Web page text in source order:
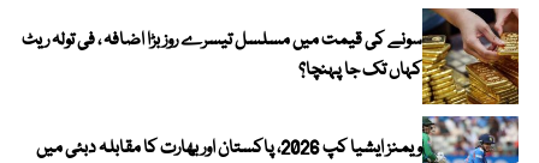
سونے کی قیمت میں مسلسل تیسرے روز بڑا اضافہ ، فی تولہ ریٹ
کہاں تک جا پہنچا؟
ویمنز ایشیا کپ 2026، پاکستان اور بھارت کا مقابلہ دبئی میں